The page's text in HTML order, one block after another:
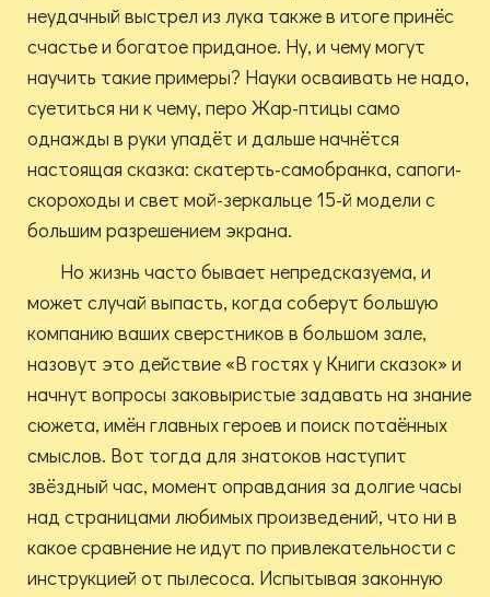
неудачный выстрел из лука также в итоге принёс
счастье и богатое приданое. Ну, и чему могут
научить такие примеры? Науки осваивать не надо,
суетиться ни к чему, перо Жар-птицы само
однажды в руки упадёт и дальше начнётся
настоящая сказка: скатерть-самобранка, сапоги-
скороходы и свет мой-зеркальце 15-й модели с
большим разрешением экрана.
Но жизнь часто бывает непредсказуема, и
может случай выпасть, когда соберут большую
компанию ваших сверстников в большом зале,
назовут это действие «В гостях у Книги сказок» и
начнут вопросы заковыристые задавать на знание
сюжета, имён главных героев и поиск потаённых
смыслов. Вот тогда для знатоков наступит
звёздный час, момент оправдания за долгие часы
над страницами любимых произведений, что ни в
какое сравнение не идут по привлекательности с
инструкцией от пылесоса. Испытывая законную